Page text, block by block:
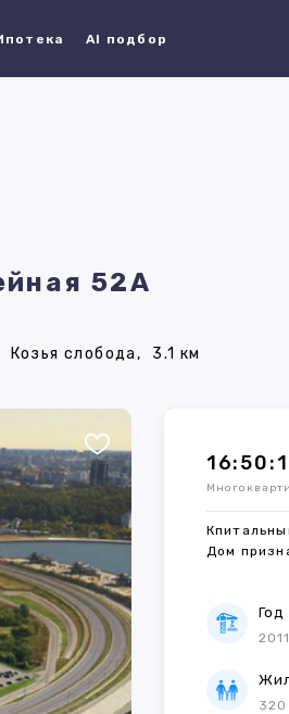
AI подбор
52А
Козья слобода, 3.1 км
Дом
2011
320